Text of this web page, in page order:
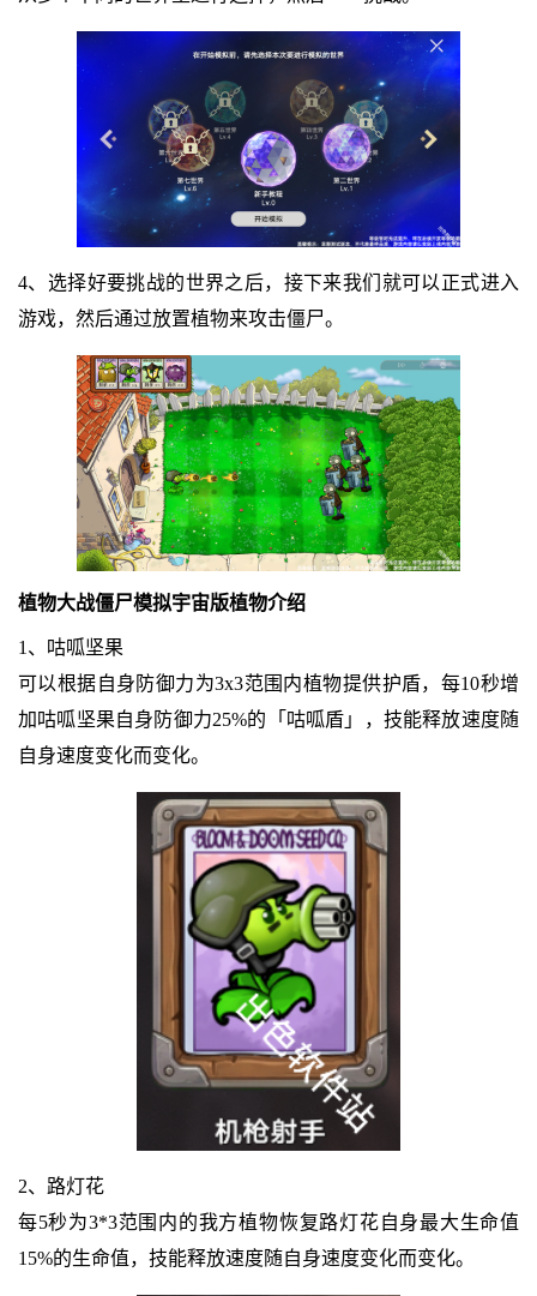
4、选择好要挑战的世界之后，接下来我们就可以正式进入
游戏，然后通过放置植物来攻击僵尸。
植物大战僵尸模拟宇宙版植物介绍
1、咕呱坚果
可以根据自身防御力为3x3范围内植物提供护盾，每10秒增
加咕呱坚果自身防御力25%的「咕呱盾」，技能释放速度随
自身速度变化而变化。
2、路灯花
每5秒为3*3范围内的我方植物恢复路灯花自身最大生命值
15%的生命值，技能释放速度随自身速度变化而变化。